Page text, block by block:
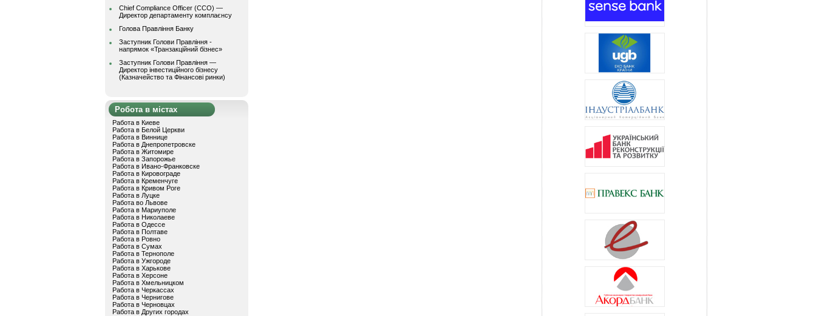
Chief Compliance Officer (CCO) —
Директор департаменту комплаєнсу
Голова Правління Банку
Заступник Голови Правління -
напрямок «Транзакційний бізнес»
Заступник Голови Правління —
Директор інвестиційного бізнесу
(Казначейство та Фінансові ринки)
Робота в містах
Работа в Киеве
Работа в Белой Церкви
Работа в Виннице
Работа в Днепропетровске
Работа в Житомире
Работа в Запорожье
Работа в Ивано-Франковске
Работа в Кировограде
Работа в Кременчуге
Работа в Кривом Роге
Работа в Луцке
Работа во Львове
Работа в Мариуполе
Работа в Николаеве
Работа в Одессе
Работа в Полтаве
Работа в Ровно
Работа в Сумах
Работа в Тернополе
Работа в Ужгороде
Работа в Харькове
Работа в Херсоне
Работа в Хмельницком
Работа в Черкассах
Работа в Чернигове
Работа в Черновцах
Работа в Других городах